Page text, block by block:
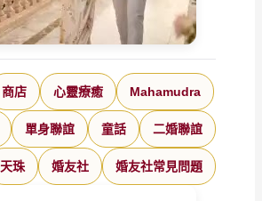
商店 心靈療癒 Mahamudra
單身聯誼 童話 二婚聯誼
天珠 婚友社 婚友社常見問題